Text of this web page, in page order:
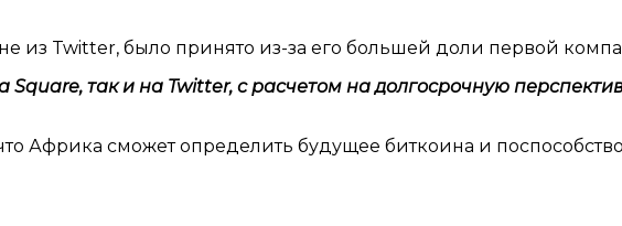
из Twitter, было принято из-за его большей доли первой
Square, так и на Twitter, с расчетом на долгосрочную
Африка сможет определить будущее биткоина и